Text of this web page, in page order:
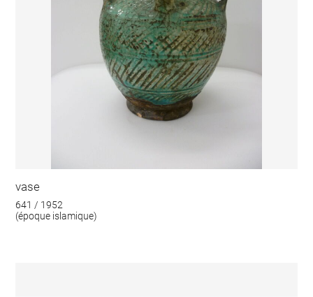
vase
641 / 1952
(époque islamique)